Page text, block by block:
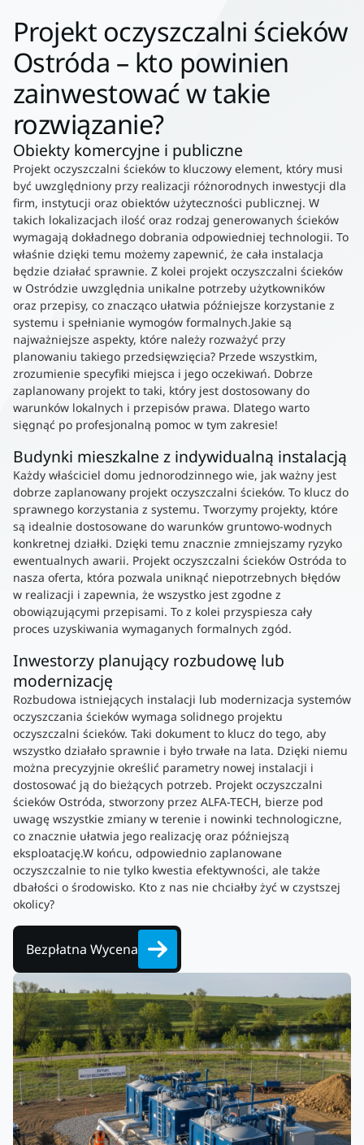
Projekt oczyszczalni ścieków
Ostróda – kto powinien
zainwestować w takie
rozwiązanie?
Obiekty komercyjne i publiczne
Projekt oczyszczalni ścieków to kluczowy element, który musi
być uwzględniony przy realizacji różnorodnych inwestycji dla
firm, instytucji oraz obiektów użyteczności publicznej. W
takich lokalizacjach ilość oraz rodzaj generowanych ścieków
wymagają dokładnego dobrania odpowiedniej technologii. To
właśnie dzięki temu możemy zapewnić, że cała instalacja
będzie działać sprawnie. Z kolei projekt oczyszczalni ścieków
w Ostródzie uwzględnia unikalne potrzeby użytkowników
oraz przepisy, co znacząco ułatwia późniejsze korzystanie z
systemu i spełnianie wymogów formalnych.Jakie są
najważniejsze aspekty, które należy rozważyć przy
planowaniu takiego przedsięwzięcia? Przede wszystkim,
zrozumienie specyfiki miejsca i jego oczekiwań. Dobrze
zaplanowany projekt to taki, który jest dostosowany do
warunków lokalnych i przepisów prawa. Dlatego warto
sięgnąć po profesjonalną pomoc w tym zakresie!
Budynki mieszkalne z indywidualną instalacją
Każdy właściciel domu jednorodzinnego wie, jak ważny jest
dobrze zaplanowany projekt oczyszczalni ścieków. To klucz do
sprawnego korzystania z systemu. Tworzymy projekty, które
są idealnie dostosowane do warunków gruntowo-wodnych
konkretnej działki. Dzięki temu znacznie zmniejszamy ryzyko
ewentualnych awarii. Projekt oczyszczalni ścieków Ostróda to
nasza oferta, która pozwala uniknąć niepotrzebnych błędów
w realizacji i zapewnia, że wszystko jest zgodne z
obowiązującymi przepisami. To z kolei przyspiesza cały
proces uzyskiwania wymaganych formalnych zgód.
Inwestorzy planujący rozbudowę lub
modernizację
Rozbudowa istniejących instalacji lub modernizacja systemów
oczyszczania ścieków wymaga solidnego projektu
oczyszczalni ścieków. Taki dokument to klucz do tego, aby
wszystko działało sprawnie i było trwałe na lata. Dzięki niemu
można precyzyjnie określić parametry nowej instalacji i
dostosować ją do bieżących potrzeb. Projekt oczyszczalni
ścieków Ostróda, stworzony przez ALFA-TECH, bierze pod
uwagę wszystkie zmiany w terenie i nowinki technologiczne,
co znacznie ułatwia jego realizację oraz późniejszą
eksploatację.W końcu, odpowiednio zaplanowane
oczyszczalnie to nie tylko kwestia efektywności, ale także
dbałości o środowisko. Kto z nas nie chciałby żyć w czystszej
okolicy?
Bezpłatna Wycena